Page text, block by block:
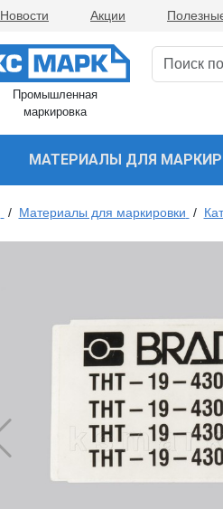
Новости Акции
Промышленная
маркировка
МАТЕРИАЛЫ ДЛЯ
/ Материалы для маркировки /